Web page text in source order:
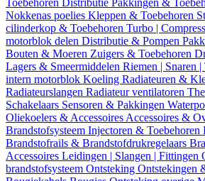
Toebehoren Distributie Pakkingen &
Nokkenas poelies Kleppen & Toebehoren
cilinderkop & Toebehoren Turbo |
motorblok delen Distributie & Pompen
Bouten & Moeren Zuigers & Toebehoren
Lagers & Smeermiddelen Riemen | Snaren |
intern motorblok Koeling Radiateuren &
Radiateurslangen Radiateur ventilatoren
Schakelaars Sensoren & Pakkingen
Oliekoelers & Accessoires Accessoires &
Brandstofsysteem Injectoren & Toebehoren
Brandstofrails & Brandstofdrukregelaars
Accessoires Leidingen | Slangen | Fittingen
brandstofsysteem Ontsteking Ontstekingen